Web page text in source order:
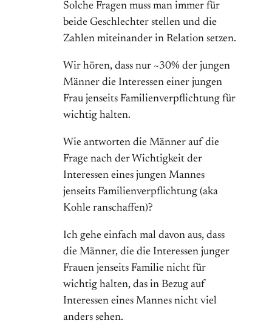
Solche Fragen muss man immer für
beide Geschlechter stellen und die
Zahlen miteinander in Relation setzen.
Wir hören, dass nur ~30% der jungen
Männer die Interessen einer jungen
Frau jenseits Familienverpflichtung für
wichtig halten.
Wie antworten die Männer auf die
Frage nach der Wichtigkeit der
Interessen eines jungen Mannes
jenseits Familienverpflichtung (aka
Kohle ranschaffen)?
Ich gehe einfach mal davon aus, dass
die Männer, die die Interessen junger
Frauen jenseits Familie nicht für
wichtig halten, das in Bezug auf
Interessen eines Mannes nicht viel
anders sehen.